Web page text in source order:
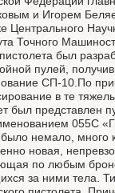
и Игорем
Центрального
Точного
был
пулей,
СП-10.По
в те
был представлен
055С
немало, много
новая,
по любым
за ними тела.